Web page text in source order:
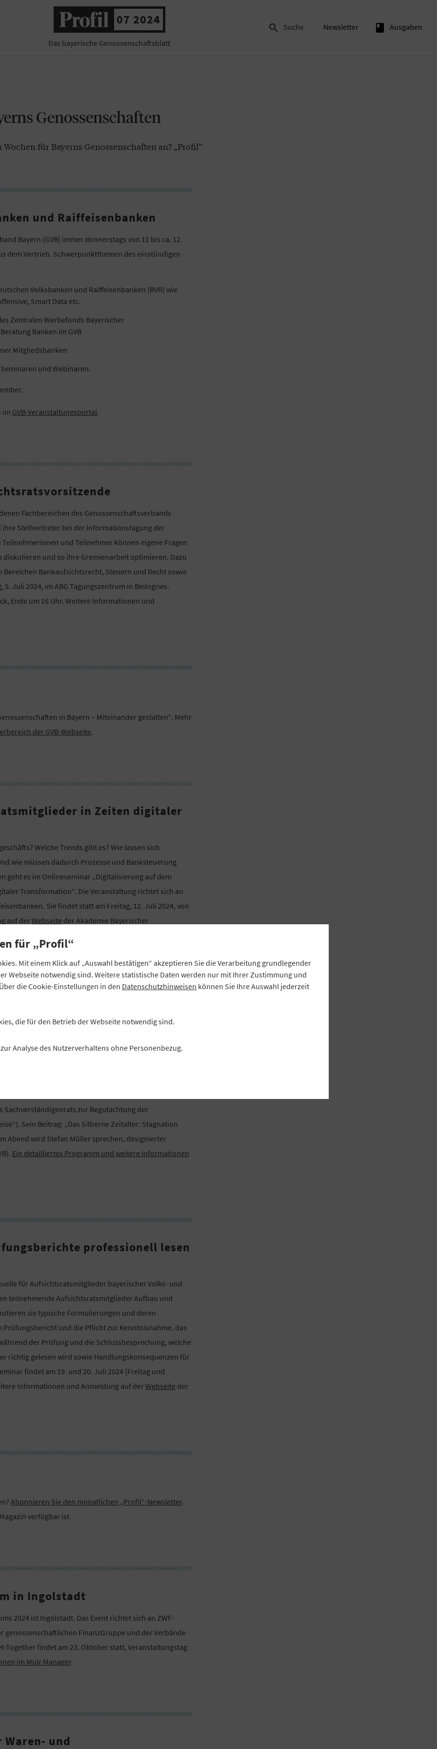
07 2024
Das bayerische Genossenschaftsblatt
 Suche Newsletter book Ausgaben
Genossenschaften
für Bayerns Genossenschaften an? „Profil“
und Raiffeisenbanken
Bayern (GVB) immer donnerstags von 11 bis ca. 12
dem Vertrieb. Schwerpunktthemen des einstündigen
Volksbanken und Raiffeisenbanken (BVR) wie
Smart Data etc.
Zentralen Werbefonds Bayerischer
Banken im GVB
Mitgliedsbanken
und Webinaren.
im GVB-Veranstaltungsportal.
Fachbereichen des Genossenschaftsverbands
ihre Stellvertreter bei der Informationstagung der
Teilnehmerinnen und Teilnehmer können eigene Fragen
und so ihre Gremienarbeit optimieren. Dazu
Bankaufsichtsrecht, Steuern und Recht sowie
Juli 2024, im ABG Tagungszentrum in Beilngries.
Ende um 16 Uhr. Weitere Informationen und
in Bayern – Miteinander gestalten“. Mehr
der GVB-Webseite.
in Zeiten digitaler
Welche Trends gibt es? Wie lassen sich
wie müssen dadurch Prozesse und Banksteuerung
geht es im Onlineseminar „Digitalisierung auf dem
Transformation“. Die Veranstaltung richtet sich an
Sie findet statt am Freitag, 12. Juli 2024, von
auf derWebseite der Akademie Bayerischer
feiert 75-
der Friedrich-Alexander-Universität Erlangen-Nürnberg
Geplant ist eine ganztägige Veranstaltung mit
Symposium und einem Festabend. Auf dem
Wandel als Herausforderung und Chance“ wird
Sachverständigenrats zur Begutachtung der
Sein Beitrag: „Das Silberne Zeitalter: Stagnation
Abend wird Stefan Müller sprechen, designierter
Ein detailliertes Programm und weitere Informationen
professionell lesen
für Aufsichtsratsmitglieder bayerischer Volks- und
teilnehmende Aufsichtsratsmitglieder Aufbau und
sie typische Formulierungen und deren
Prüfungsbericht und die Pflicht zur Kenntnisnahme, das
der Prüfung und die Schlussbesprechung, welche
richtig gelesen wird sowie Handlungskonsequenzen für
findet am 19. und 20. Juli 2024 (Freitag und
Informationen und Anmeldung auf derWebseite der
Abonnieren Sie den monatlichen „Profil“-Newsletter.
verfügbar ist.
in Ingolstadt
2024 ist Ingolstadt. Das Event richtet sich an ZWF-
FinanzGruppe und der Verbände
Together findet am 23. Oktober statt, Veranstaltungstag
im MuV-Manager.
und
für „Profil“
Mit einem Klick auf „Auswahl bestätigen“ akzeptieren Sie die Verarbeitung grundlegender
Webseite notwendig sind. Weitere statistische Daten werden nur mit Ihrer Zustimmung und
die Cookie-Einstellungen in den Datenschutzhinweisen können Sie Ihre Auswahl jederzeit
die für den Betrieb der Webseite notwendig sind.
Analyse des Nutzerverhaltens ohne Personenbezug.